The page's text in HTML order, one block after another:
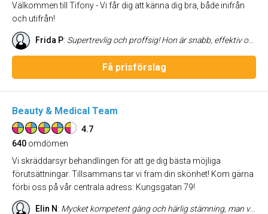
Välkommen till Tifony - Vi får dig att känna dig bra, både inifrån
och utifrån!
Frida P: Supertrevlig och proffsig! Hon är snabb, effektiv och kunnig vilket är allt man vill ha vid sugaring.
Få prisförslag
Beauty & Medical Team
4.7
640 omdömen
Vi skräddarsyr behandlingen för att ge dig bästa möjliga
förutsättningar. Tillsammans tar vi fram din skönhet! Kom gärna
förbi oss på vår centrala adress: Kungsgatan 79!
Elin N: Mycket kompetent gäng och härlig stämning, man vill komma tillbaka. Har fått rådgivning om allt från hudkrämer till smink och gjort olika typer av behandlingar. De lever upp till mina förväntningar och har ett väldigt bra individuellt kundfokus, de får dig att känna dig speciellt och vad som är det bästa för just dig som kund.